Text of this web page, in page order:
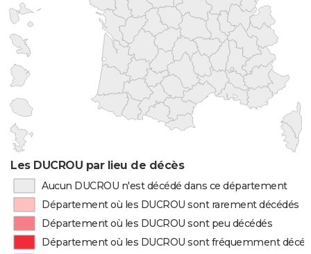
Les DUCROU par lieu de décès
Aucun DUCROU n'est décédé dans ce département
Département où les DUCROU sont rarement décédés
Département où les DUCROU sont peu décédés
Département où les DUCROU sont fréquemment